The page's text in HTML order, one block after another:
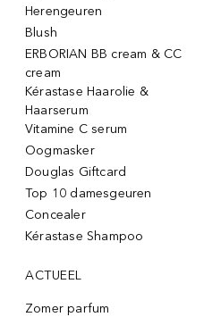
Herengeuren
Blush
ERBORIAN BB cream & CC
cream
Kérastase Haarolie &
Haarserum
Vitamine C serum
Oogmasker
Douglas Giftcard
Top 10 damesgeuren
Concealer
Kérastase Shampoo
ACTUEEL
Zomer parfum